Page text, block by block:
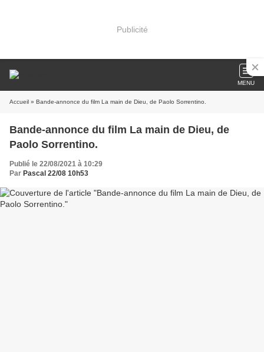
Publicité
MENU
Accueil » Bande-annonce du film La main de Dieu, de Paolo Sorrentino.
Bande-annonce du film La main de Dieu, de
Paolo Sorrentino.
Publié le 22/08/2021 à 10:29
Par Pascal 22/08 10h53